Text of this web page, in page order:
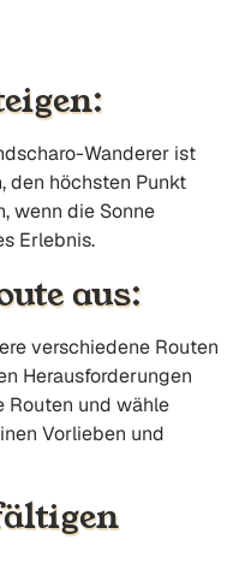
Wanderer ist
den höchsten Punkt
wenn die Sonne
Erlebnis.
aus:
verschiedene Routen
Herausforderungen
Routen und wähle
Vorlieben und